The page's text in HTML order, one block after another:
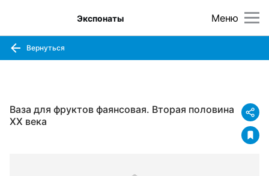
Меню
Экспонаты
Вернуться
Ваза для фруктов фаянсовая. Вторая половина
XX века